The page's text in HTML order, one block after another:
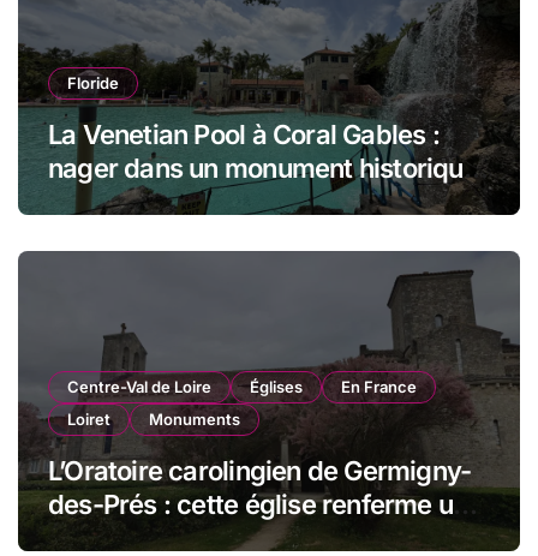
Floride
La Venetian Pool à Coral Gables :
nager dans un monument historique
de Miami
Centre-Val de Loire Églises
En France
Loiret
Monuments
L’Oratoire carolingien de Germigny-
des-Prés : cette église renferme une
magnifique mosaïque carolingienne